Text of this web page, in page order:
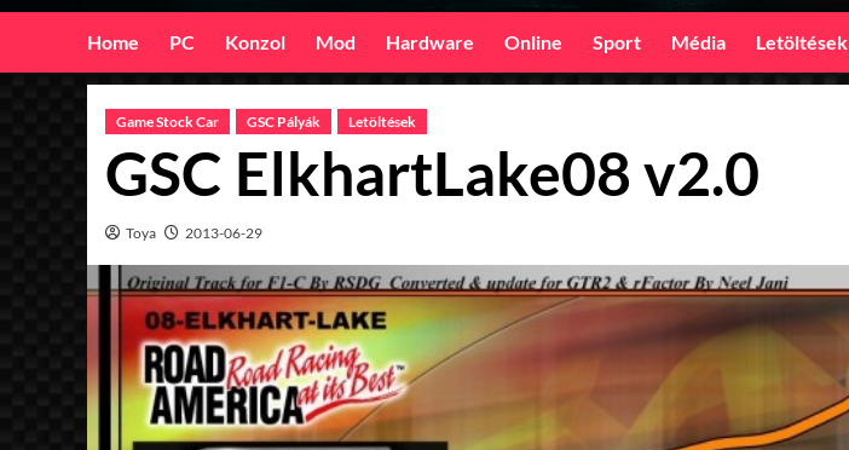
Home PC Konzol Mod Hardware Online Sport Média Letöltések
Game Stock Car GSC Pályák Letöltések
GSC ElkhartLake08 v2.0
Toya 2013-06-29